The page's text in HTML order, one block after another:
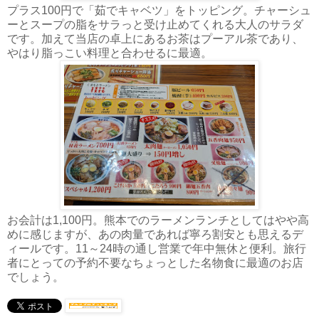
プラス100円で「茹でキャベツ」をトッピング。チャーシュ
ーとスープの脂をサラっと受け止めてくれる大人のサラダ
です。加えて当店の卓上にあるお茶はプーアル茶であり、
やはり脂っこい料理と合わせるに最適。
お会計は1,100円。熊本でのラーメンランチとしてはやや高
めに感じますが、あの肉量であれば寧ろ割安とも思えるデ
ィールです。11～24時の通し営業で年中無休と便利。旅行
者にとっての予約不要なちょっとした名物食に最適のお店
でしょう。